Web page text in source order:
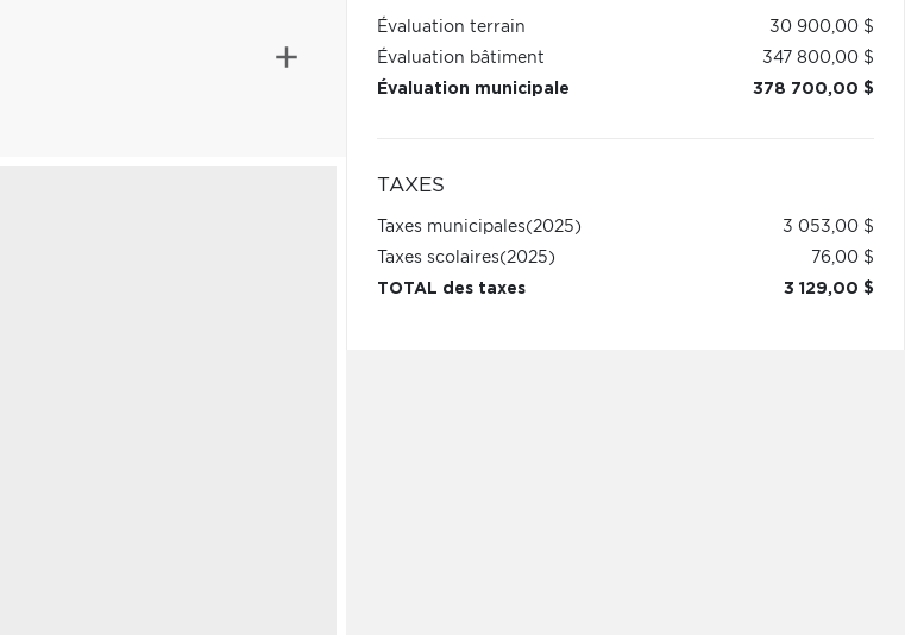
Évaluation terrain
30 900,00 $
Évaluation bâtiment
347 800,00 $
Évaluation municipale
378 700,00 $
TAXES
Taxes municipales(2025)
3 053,00 $
Taxes scolaires(2025)
76,00 $
TOTAL des taxes
3 129,00 $